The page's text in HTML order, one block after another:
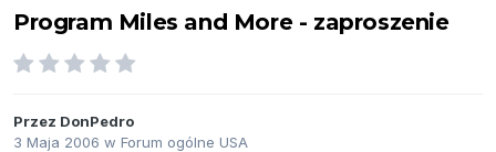
Program Miles and More - zaproszenie
Przez DonPedro
3 Maja 2006 w Forum ogólne USA